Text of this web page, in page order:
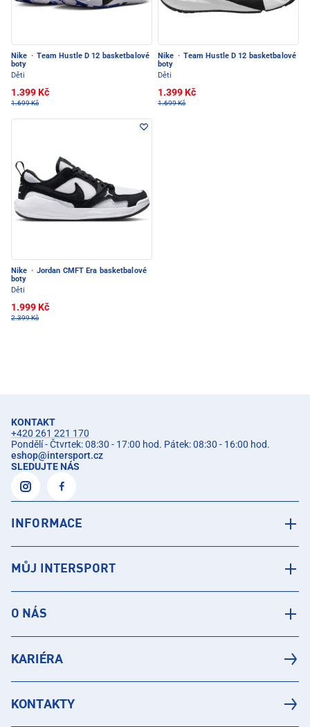
Nike · Team Hustle D 12 basketbalové
boty
Děti
1.399 Kč
1.699 Kč
Nike · Team Hustle D 12 basketbalové
boty
Děti
1.399 Kč
1.699 Kč
Nike · Jordan CMFT Era basketbalové
boty
Děti
1.999 Kč
2.399 Kč
KONTAKT
+420 261 221 170
Pondělí - Čtvrtek: 08:30 - 17:00 hod. Pátek: 08:30 - 16:00 hod.
eshop@intersport.cz
SLEDUJTE NÁS
INFORMACE
MŮJ INTERSPORT
O NÁS
KARIÉRA
KONTAKTY